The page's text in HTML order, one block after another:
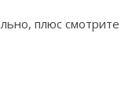
плюс смотрите